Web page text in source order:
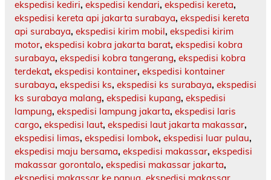
ekspedisi kediri, ekspedisi kendari, ekspedisi kereta,
ekspedisi kereta api jakarta surabaya, ekspedisi kereta
api surabaya, ekspedisi kirim mobil, ekspedisi kirim
motor, ekspedisi kobra jakarta barat, ekspedisi kobra
surabaya, ekspedisi kobra tangerang, ekspedisi kobra
terdekat, ekspedisi kontainer, ekspedisi kontainer
surabaya, ekspedisi ks, ekspedisi ks surabaya, ekspedisi
ks surabaya malang, ekspedisi kupang, ekspedisi
lampung, ekspedisi lampung jakarta, ekspedisi laris
cargo, ekspedisi laut, ekspedisi laut jakarta makassar,
ekspedisi limas, ekspedisi lombok, ekspedisi luar pulau,
ekspedisi maju bersama, ekspedisi makassar, ekspedisi
makassar gorontalo, ekspedisi makassar jakarta,